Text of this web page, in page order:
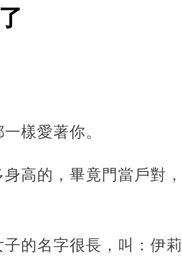
樣愛著你。
高的，畢竟門當戶對，
的名字很長，叫：伊莉